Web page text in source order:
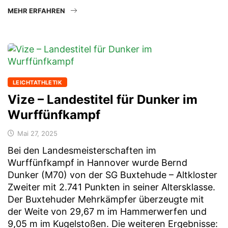
MEHR ERFAHREN
LEICHTATHLETIK
Vize – Landestitel für Dunker im
Wurffünfkampf
Mai 27, 2025
Bei den Landesmeisterschaften im
Wurffünfkampf in Hannover wurde Bernd
Dunker (M70) von der SG Buxtehude – Altkloster
Zweiter mit 2.741 Punkten in seiner Altersklasse.
Der Buxtehuder Mehrkämpfer überzeugte mit
der Weite von 29,67 m im Hammerwerfen und
9,05 m im Kugelstoßen. Die weiteren Ergebnisse: